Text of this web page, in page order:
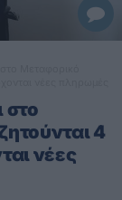
στο
4
νέες